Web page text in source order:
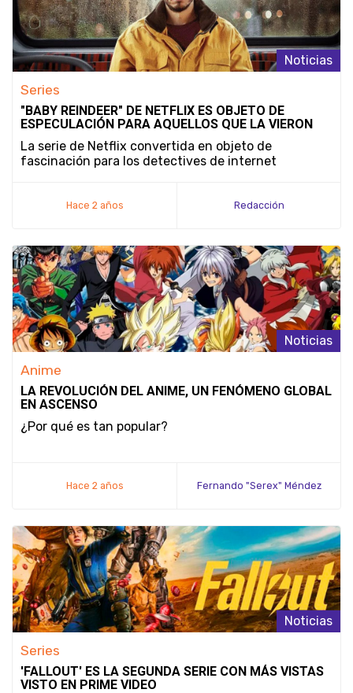
Noticias
Series
"BABY REINDEER" DE NETFLIX ES OBJETO DE
ESPECULACIÓN PARA AQUELLOS QUE LA VIERON
La serie de Netflix convertida en objeto de
fascinación para los detectives de internet
Hace 2 años Redacción
Noticias
Anime
LA REVOLUCIÓN DEL ANIME, UN FENÓMENO GLOBAL
EN ASCENSO
¿Por qué es tan popular?
Hace 2 años Fernando "Serex" Méndez
Noticias
Series
'FALLOUT' ES LA SEGUNDA SERIE CON MÁS VISTAS
VISTO EN PRIME VIDEO